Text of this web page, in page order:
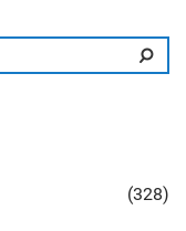
(328)